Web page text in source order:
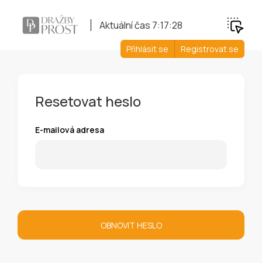
Aktuální čas 7:17:28
Přihlásit se Registrovat se
Resetovat heslo
E-mailová adresa
OBNOVIT HESLO